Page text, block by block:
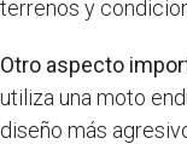
terrenos y
Otro aspecto
utiliza una moto
diseño más